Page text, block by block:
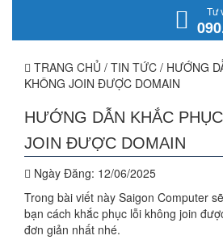
Tư
TRANG CHỦ / TIN TỨC / HƯỚNG
KHÔNG JOIN ĐƯỢC DOMAIN
HƯỚNG DẪN KHẮC
JOIN ĐƯỢC DOMAIN
Ngày Đăng: 12/06/2025
Trong bài viết này Saigon Computer
bạn cách khắc phục lỗi không join
đơn giản nhất nhé.